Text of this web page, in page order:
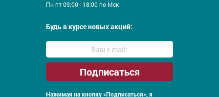
Пн-пт 09:00 - 18:00 по Мск
Будь в курсе новых акций:
Нажимая на кнопку «Подписаться», я